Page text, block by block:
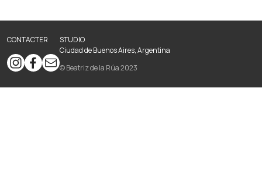
CONTACTER
STUDIO
Ciudad de Buenos Aires, Argentina
© Beatriz de la Rúa 2023